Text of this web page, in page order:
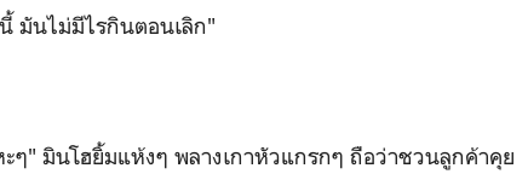
มันไม่มีไรกินตอนเลิก"
" มินโฮยิ้มแห้งๆ พลางเกาหัวแกรกๆ ถือว่าชวนลูกค้าคุย